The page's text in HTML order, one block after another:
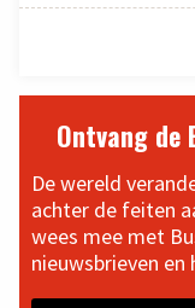
Ontvang de
De wereld
achter de feiten
wees mee met
nieuwsbrieven en